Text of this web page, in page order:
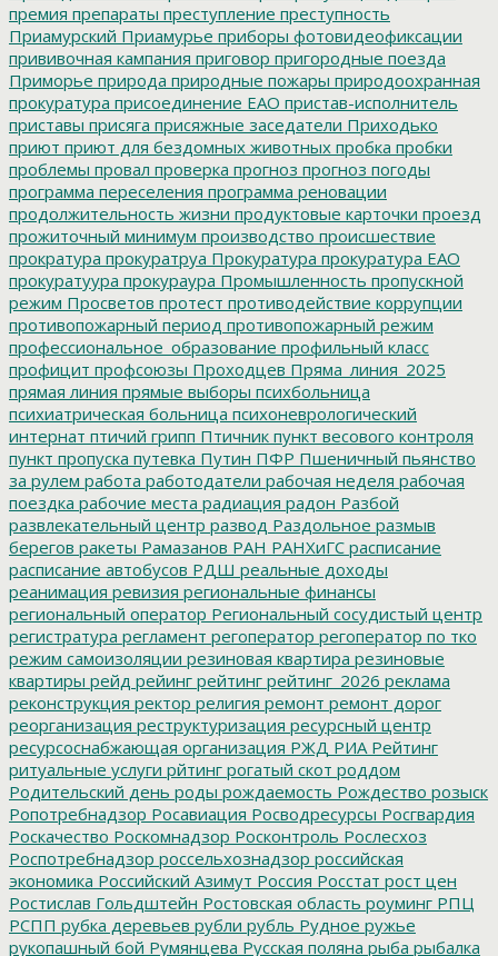
премия препараты преступление преступность
Приамурский Приамурье приборы фотовидеофиксации
прививочная кампания приговор пригородные поезда
Приморье природа природные пожары природоохранная
прокуратура присоединение ЕАО пристав-исполнитель
приставы присяга присяжные заседатели Приходько
приют приют для бездомных животных пробка пробки
проблемы провал проверка прогноз прогноз погоды
программа переселения программа реновации
продолжительность жизни продуктовые карточки проезд
прожиточный минимум производство происшествие
прократура прокуратруа Прокуратура прокуратура ЕАО
прокуратуура прокураура Промышленность пропускной
режим Просветов протест противодействие коррупции
противопожарный период противопожарный режим
профессиональное_образование профильный класс
профицит профсоюзы Проходцев Пряма_линия_2025
прямая линия прямые выборы психбольница
психиатрическая больница психоневрологический
интернат птичий грипп Птичник пункт весового контроля
пункт пропуска путевка Путин ПФР Пшеничный пьянство
за рулем работа работодатели рабочая неделя рабочая
поездка рабочие места радиация радон Разбой
развлекательный центр развод Раздольное размыв
берегов ракеты Рамазанов РАН РАНХиГС расписание
расписание автобусов РДШ реальные доходы
реанимация ревизия региональные финансы
региональный оператор Региональный сосудистый центр
регистратура регламент регоператор регоператор по тко
режим самоизоляции резиновая квартира резиновые
квартиры рейд рейинг рейтинг рейтинг_2026 реклама
реконструкция ректор религия ремонт ремонт дорог
реорганизация реструктуризация ресурсный центр
ресурсоснабжающая организация РЖД РИА Рейтинг
ритуальные услуги рйтинг рогатый скот роддом
Родительский день роды рождаемость Рождество розыск
Ропотребнадзор Росавиация Росводресурсы Росгвардия
Роскачество Роскомнадзор Росконтроль Рослесхоз
Роспотребнадзор россельхознадзор российская
экономика Российский Азимут Россия Росстат рост цен
Ростислав Гольдштейн Ростовская область роуминг РПЦ
РСПП рубка деревьев рубли рубль Рудное ружье
рукопашный бой Румянцева Русская поляна рыба рыбалка